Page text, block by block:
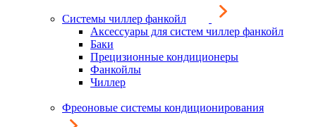
Системы чиллер фанкойл
Аксессуары для систем чиллер фанкойл
Баки
Прецизионные кондиционеры
Фанкойлы
Чиллер
Фреоновые системы кондиционирования